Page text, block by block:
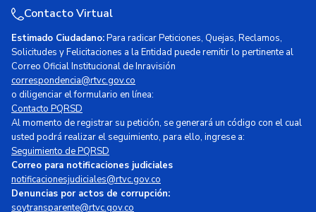
Contacto Virtual
Estimado Ciudadano:Para radicar Peticiones, Quejas, Reclamos,
Solicitudes y Felicitaciones a la Entidad puede remitir lo pertinente al
Correo Oficial Institucional de Inravisión
correspondencia@rtvc.gov.co
o diligenciar el formulario en línea:
Contacto PQRSD
Al momento de registrar su petición, se generará un código con el cual
usted podrá realizar el seguimiento, para ello, ingrese a:
Seguimiento de PQRSD
Correo para notificaciones judiciales
notificacionesjudiciales@rtvc.gov.co
Denuncias por actos de corrupción:
soytransparente@rtvc.gov.co